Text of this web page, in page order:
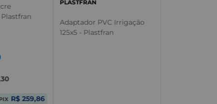
30
R$ 259,86
PLASTFRAN
Adaptador PVC Irrigação
125x5 - Plastfran